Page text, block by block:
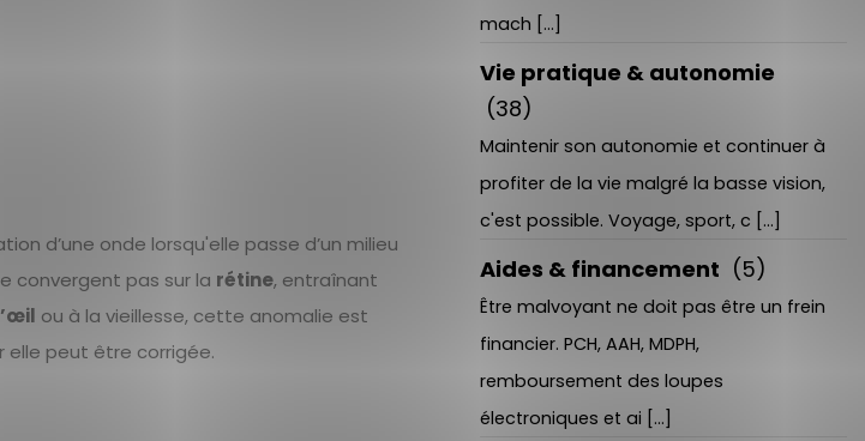
d’une onde lorsqu'elle passe d’un milieu
convergent pas sur la rétine, entraînant
ou à la vieillesse, cette anomalie est
elle peut être corrigée.
mach [...]
Vie pratique & autonomie
(38)
Maintenir son autonomie et continuer à
profiter de la vie malgré la basse vision,
c'est possible. Voyage, sport, c [...]
Aides & financement (5)
Être malvoyant ne doit pas être un frein
financier. PCH, AAH, MDPH,
remboursement des loupes
électroniques et ai [...]